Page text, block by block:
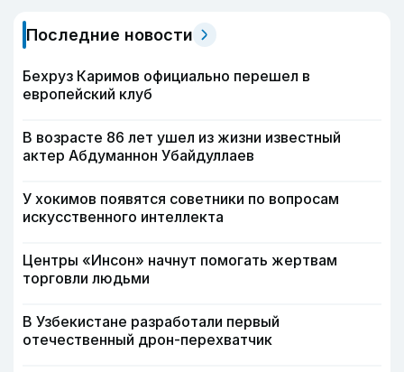
Последние новости
Бехруз Каримов официально перешел в
европейский клуб
В возрасте 86 лет ушел из жизни известный
актер Абдуманнон Убайдуллаев
У хокимов появятся советники по вопросам
искусственного интеллекта
Центры «Инсон» начнут помогать жертвам
торговли людьми
В Узбекистане разработали первый
отечественный дрон-перехватчик